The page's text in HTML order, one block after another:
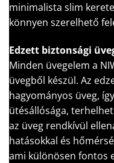
minimalista slim
könnyen szerelhető
Edzett biztonsági
Minden üvegelem a
üvegből készül. Az
hagyományos üveg,
ütésállósága,
az üveg rendkívül
hatásokkal és
ami különösen fontos